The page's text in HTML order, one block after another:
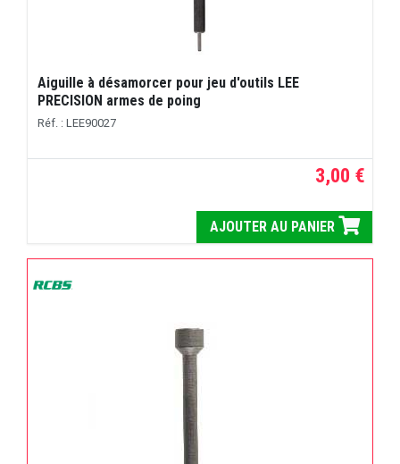
Aiguille à désamorcer pour jeu d'outils LEE
PRECISION armes de poing
Réf. : LEE90027
3,00 €
AJOUTER AU PANIER